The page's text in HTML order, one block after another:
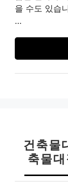
을 수도 있습
…
건축물
축물